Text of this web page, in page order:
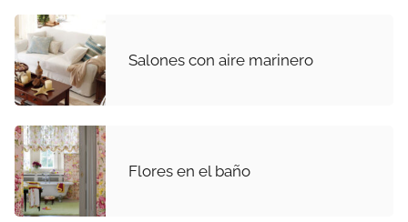
Salones con aire marinero
Flores en el baño